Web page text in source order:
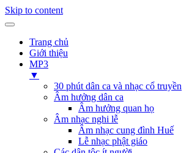
Skip to content
Trang chủ
Giới thiệu
MP3
▼
30 phút dân ca và nhạc cổ truyền
Âm hưởng dân ca
Âm hưởng quan họ
Âm nhạc nghi lễ
Âm nhạc cung đình Huế
Lễ nhạc phật giáo